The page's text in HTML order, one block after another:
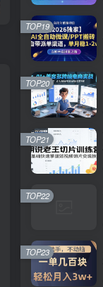
剪辑行业全能课程，剪辑职场全流程，告别剪辑迷茫，掌握剪辑核心思路
TOP19
TOP20
TOP21
TOP22
TOP23